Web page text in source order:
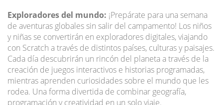
Exploradores del mundo: ¡Prepárate para una semana
de aventuras globales sin salir del campamento! Los niños
y niñas se convertirán en exploradores digitales, viajando
con Scratch a través de distintos países, culturas y paisajes.
Cada día descubrirán un rincón del planeta a través de la
creación de juegos interactivos e historias programadas,
mientras aprenden curiosidades sobre el mundo que les
rodea. Una forma divertida de combinar geografía,
programación y creatividad en un solo viaje.